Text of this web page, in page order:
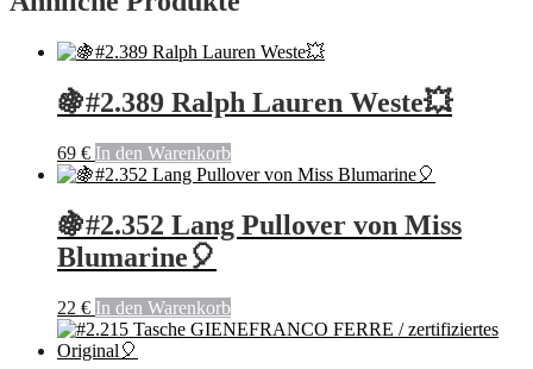
🍇#2.389 Ralph Lauren Weste💥
69 € In den Warenkorb
🍇#2.352 Lang Pullover von Miss
Blumarine🎈
22 € In den Warenkorb